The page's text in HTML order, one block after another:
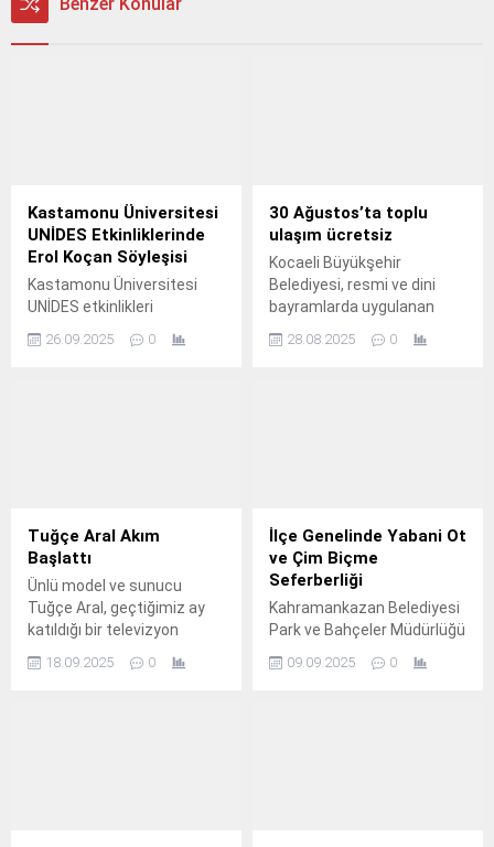
Kastamonu Üniversitesi
UNİDES Etkinliklerinde
Erol Koçan Söyleşisi
Kastamonu Üniversitesi
UNİDES etkinlikleri
yönetmen Erol Koçan
26.09.2025 0
30 Ağustos’ta toplu
ulaşım ücretsiz
Kocaeli Büyükşehir
Belediyesi, resmi ve dini
bayramlarda uygulanan
uygulamasına 30 Ağustos
28.08.2025 0
Tuğçe Aral Akım
Başlattı
Ünlü model ve sunucu
Tuğçe Aral, geçtiğimiz ay
katıldığı bir televizyon
oyuncudan kendisine gelen
18.09.2025 0
İlçe Genelinde Yabani Ot
ve Çim Biçme
Seferberliği
Kahramankazan Belediyesi
Park ve Bahçeler Müdürlüğü
yürüttüğü yoğun
09.09.2025 0